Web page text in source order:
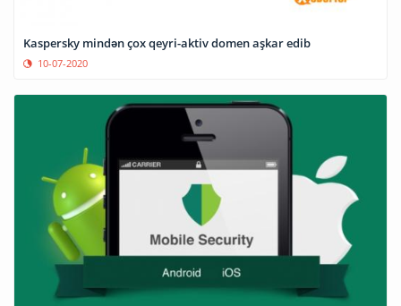
Kaspersky mindən çox qeyri-aktiv domen aşkar edib
10-07-2020